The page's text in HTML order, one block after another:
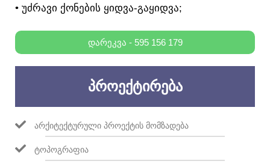
• ᲣᲫᲠᲐᲕᲘ ᲥᲝᲜᲔᲑᲘᲡ ᲧᲘᲓᲕᲐ-ᲒᲐᲧᲘᲓᲕᲐ;
ᲓᲐᲠᲔᲙᲕᲐ - 595 156 179
ᲞᲠᲝᲔᲥᲢᲘᲠᲔᲑᲐ
ᲐᲠᲥᲘᲢᲔᲥᲢᲣᲠᲣᲚᲘ ᲞᲠᲝᲔᲥᲢᲘᲡ ᲛᲝᲛᲖᲐᲓᲔᲑᲐ
ᲢᲝᲞᲝᲒᲠᲐᲤᲘᲐ